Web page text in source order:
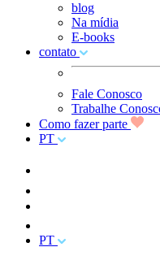
blog
Na mídia
E-books
contato
Fale Conosco
Trabalhe
Como fazer parte
PT
PT